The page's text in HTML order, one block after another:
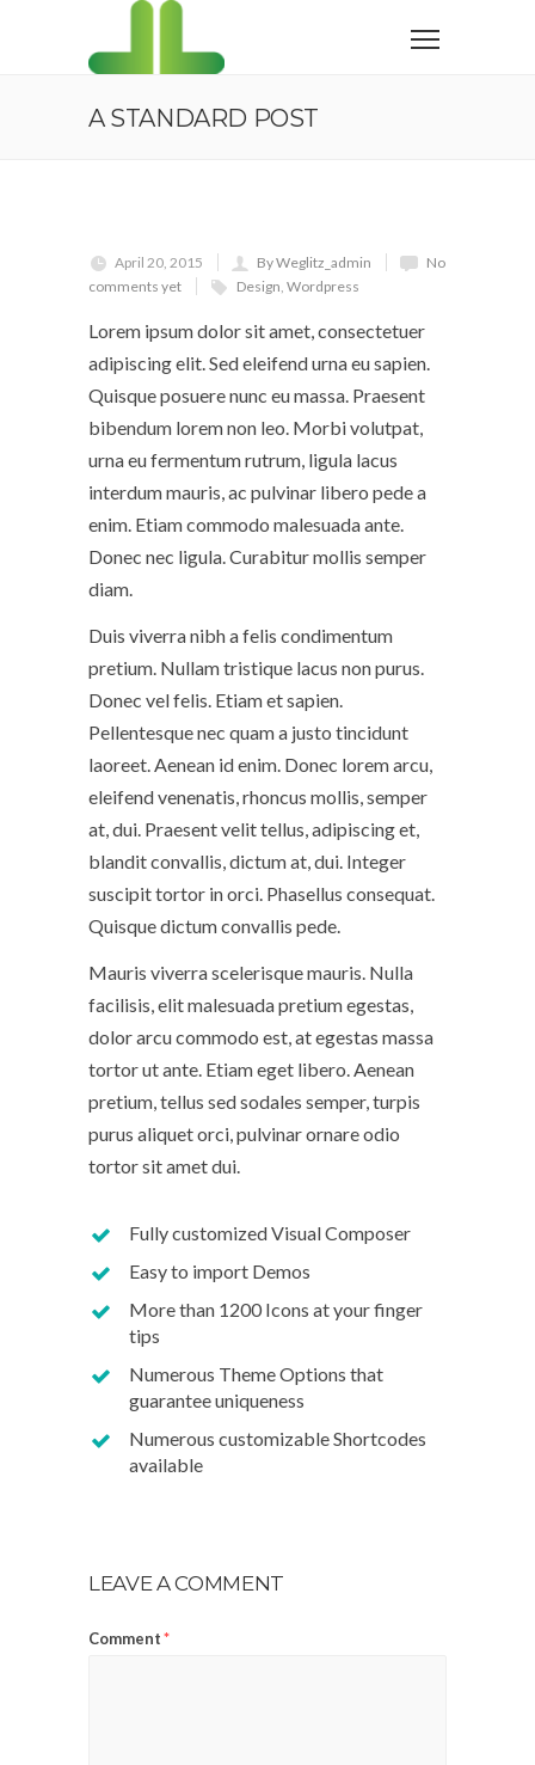
A STANDARD POST
April 20, 2015 By Weglitz_admin
No
comments yet
Design, Wordpress
Lorem ipsum dolor sit amet, consectetuer
adipiscing elit. Sed eleifend urna eu sapien.
Quisque posuere nunc eu massa. Praesent
bibendum lorem non leo. Morbi volutpat,
urna eu fermentum rutrum, ligula lacus
interdum mauris, ac pulvinar libero pede a
enim. Etiam commodo malesuada ante.
Donec nec ligula. Curabitur mollis semper
diam.
Duis viverra nibh a felis condimentum
pretium. Nullam tristique lacus non purus.
Donec vel felis. Etiam et sapien.
Pellentesque nec quam a justo tincidunt
laoreet. Aenean id enim. Donec lorem arcu,
eleifend venenatis, rhoncus mollis, semper
at, dui. Praesent velit tellus, adipiscing et,
blandit convallis, dictum at, dui. Integer
suscipit tortor in orci. Phasellus consequat.
Quisque dictum convallis pede.
Mauris viverra scelerisque mauris. Nulla
facilisis, elit malesuada pretium egestas,
dolor arcu commodo est, at egestas massa
tortor ut ante. Etiam eget libero. Aenean
pretium, tellus sed sodales semper, turpis
purus aliquet orci, pulvinar ornare odio
tortor sit amet dui.
Fully customized Visual Composer
Easy to import Demos
More than 1200 Icons at your finger
tips
Numerous Theme Options that
guarantee uniqueness
Numerous customizable Shortcodes
available
LEAVE A COMMENT
Comment*